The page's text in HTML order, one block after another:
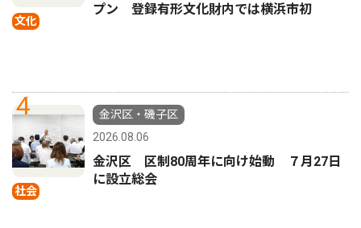
文化
プン 登録有形文化財内では横浜市初
4
社会
金沢区・磯子区
2026.08.06
金沢区 区制80周年に向け始動 ７月27日
に設立総会